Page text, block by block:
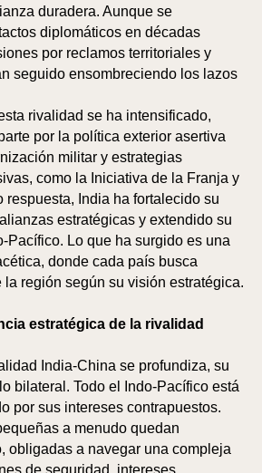
duradera. Aunque se
diplomáticos en décadas
por reclamos territoriales y
seguido ensombreciendo los lazos
rivalidad se ha intensificado,
por la política exterior asertiva
militar y estrategias
como la Iniciativa de la Franja y
respuesta, India ha fortalecido su
estratégicas y extendido su
Pacífico. Lo que ha surgido es una
donde cada país busca
la región según su visión estratégica.
estratégica de la rivalidad
India-China se profundiza, su
bilateral. Todo el Indo-Pacífico está
por sus intereses contrapuestos.
a menudo quedan
obligadas a navegar una compleja